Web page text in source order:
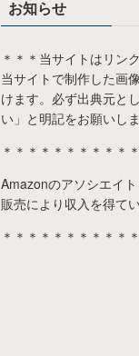
お知らせ
＊＊＊当サイトはリン
当サイトで制作した画
けます。必ず出典元と
い」と明記をお願いしま
＊＊＊＊＊＊＊＊＊＊
Amazonのアソシエイ
販売により収入を得てい
＊＊＊＊＊＊＊＊＊＊